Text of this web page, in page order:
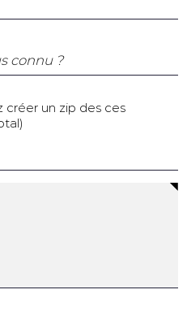
connu ?
créer un zip des ces